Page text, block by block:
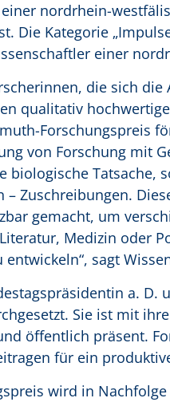
nordrhein-
Die Kategorie
einer
die sich
qualitativ
Forschungspreis
von Forschung mit
biologische
Zuschreibungen.
gemacht, um
Medizin oder
sagt
a. D.
Sie ist mit
öffentlich präsent.
für ein
wird in